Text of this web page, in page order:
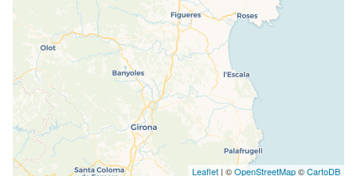
Leaflet| ©OpenStreetMap©CartoDB